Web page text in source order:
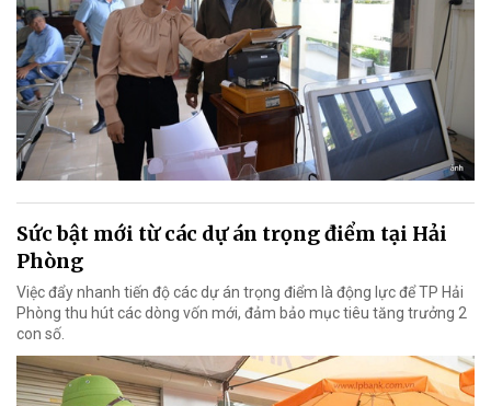
Sức bật mới từ các dự án trọng điểm tại Hải
Phòng
Việc đẩy nhanh tiến độ các dự án trọng điểm là động lực để TP Hải
Phòng thu hút các dòng vốn mới, đảm bảo mục tiêu tăng trưởng 2
con số.